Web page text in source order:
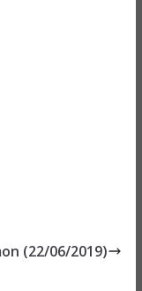
(22/06/2019)